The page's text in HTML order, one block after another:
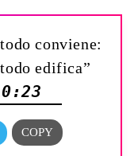
conviene:
edifica”